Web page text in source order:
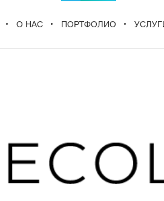
О НАС ПОРТФОЛИО